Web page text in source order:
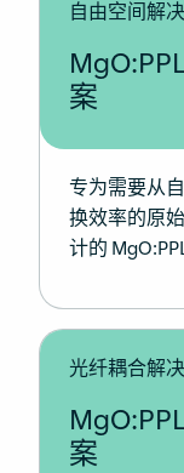
自由空间解
案
专为需要从
换效率的原
计的
光纤耦合解
案